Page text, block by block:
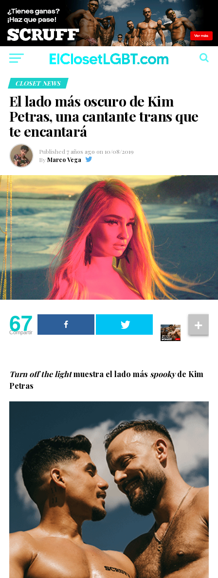
CLOSET NEWS
El lado más oscuro de Kim
Petras, una cantante trans que
te encantará
Published 7 años ago on 10/08/2019
By Marco Vega
67
Compartir
Turn off the lightmuestra el lado más spookyde Kim
Petras